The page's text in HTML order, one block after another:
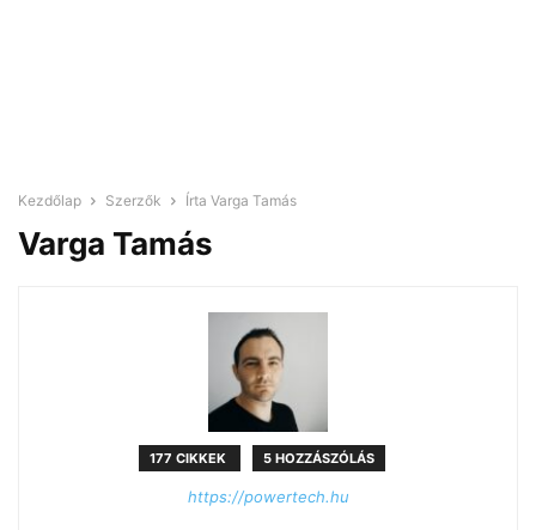
Kezdőlap Szerzők Írta Varga Tamás
Varga Tamás
177 CIKKEK 5 HOZZÁSZÓLÁS
https://powertech.hu